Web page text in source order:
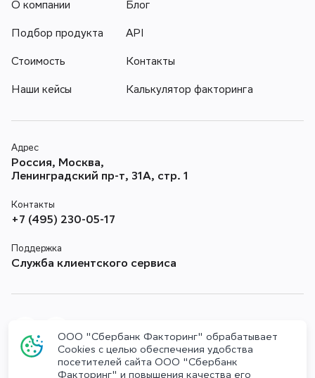
О компании
Подбор продукта
Стоимость
Наши кейсы
Блог
API
Контакты
Калькулятор факторинга
Адрес
Россия, Москва,
Ленинградский пр-т, 31А, стр. 1
Контакты
+7 (495) 230-05-17
Поддержка
Служба клиентского сервиса
Противодействие коррупции
ООО "Сбербанк Факторинг" обрабатывает
Cookies с целью обеспечения удобства
посетителей сайта ООО "Сбербанк